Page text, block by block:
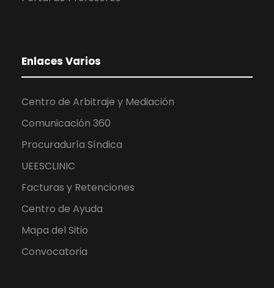
Enlaces Varios
Centro de Arbitraje y Mediación
Comunicación 360
Procuraduría Síndica
UEESCLINIC
Facturas y Retenciones
Centro de Ayuda
Mapa del Sitio
Convocatoria